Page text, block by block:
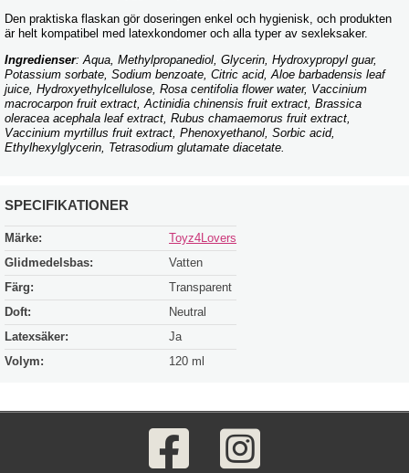
Den praktiska flaskan gör doseringen enkel och hygienisk, och produkten
är helt kompatibel med latexkondomer och alla typer av sexleksaker.
Ingredienser: Aqua, Methylpropanediol, Glycerin, Hydroxypropyl guar,
Potassium sorbate, Sodium benzoate, Citric acid, Aloe barbadensis leaf
juice, Hydroxyethylcellulose, Rosa centifolia flower water, Vaccinium
macrocarpon fruit extract, Actinidia chinensis fruit extract, Brassica
oleracea acephala leaf extract, Rubus chamaemorus fruit extract,
Vaccinium myrtillus fruit extract, Phenoxyethanol, Sorbic acid,
Ethylhexylglycerin, Tetrasodium glutamate diacetate.
SPECIFIKATIONER
Märke:
Toyz4Lovers
Glidmedelsbas:
Vatten
Färg:
Transparent
Doft:
Neutral
Latexsäker:
Ja
Volym:
120 ml